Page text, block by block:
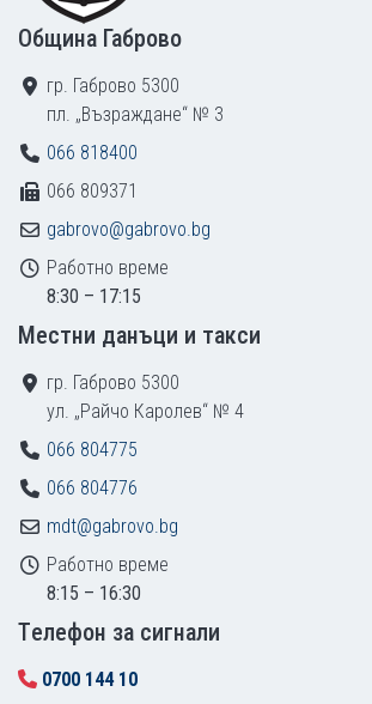
Община Габрово
гр. Габрово 5300
пл. „Възраждане“ № 3
066 818400
066 809371
gabrovo@gabrovo.bg
Работно време
8:30 – 17:15
Местни данъци и такси
гр. Габрово 5300
ул. „Райчо Каролев“ № 4
066 804775
066 804776
mdt@gabrovo.bg
Работно време
8:15 – 16:30
Tелефон за сигнали
0700 144 10